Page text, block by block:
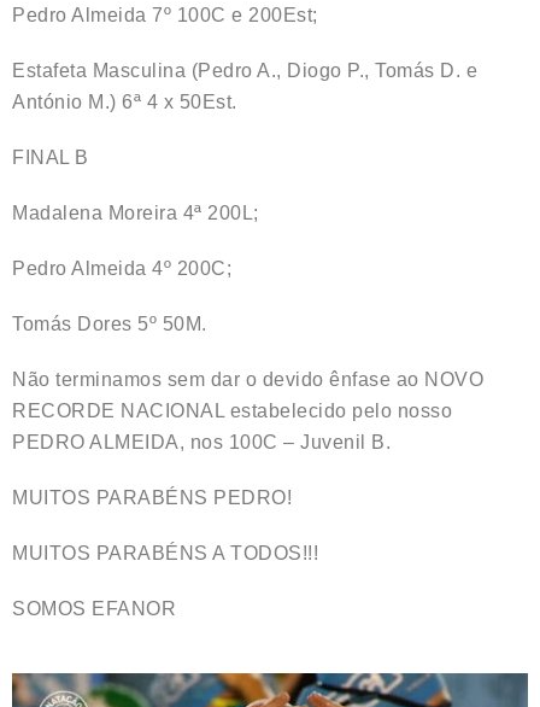
Pedro Almeida 7º 100C e 200Est;
Estafeta Masculina (Pedro A., Diogo P., Tomás D. e
António M.) 6ª 4 x 50Est.
FINAL B
Madalena Moreira 4ª 200L;
Pedro Almeida 4º 200C;
Tomás Dores 5º 50M.
Não terminamos sem dar o devido ênfase ao NOVO
RECORDE NACIONAL estabelecido pelo nosso
PEDRO ALMEIDA, nos 100C – Juvenil B.
MUITOS PARABÉNS PEDRO!
MUITOS PARABÉNS A TODOS!!!
SOMOS EFANOR